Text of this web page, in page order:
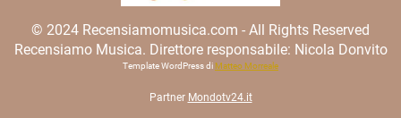
© 2024 Recensiamomusica.com - All Rights Reserved
Recensiamo Musica. Direttore responsabile: Nicola Donvito
Template WordPress di Matteo Morreale
Partner Mondotv24.it